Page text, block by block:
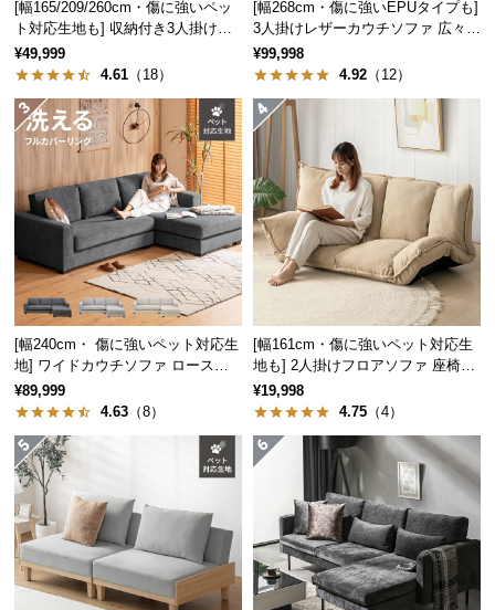
中
型
商
品
の
配
に
つ
て
小
型
商
品
の
配
送
に
つ
て
[幅165/209/260cm・傷に強いペッ
ト対応生地も] 収納付き3人掛け多
機能ソファ
¥49,999
4.61 （18）
[幅268cm・傷に強いEPUタイプも]
3人掛けレザーカウチソファ 広々設
計 高級感
¥99,998
4.92 （12）
[幅240cm・ 傷に強いペット対応生
地] ワイドカウチソファ ロースタ
イル
¥89,999
4.63 （8）
[幅161cm・傷に強いペット対応生
地も] 2人掛けフロアソファ 座椅子
タイプ リクライニング
¥19,998
4.75 （4）